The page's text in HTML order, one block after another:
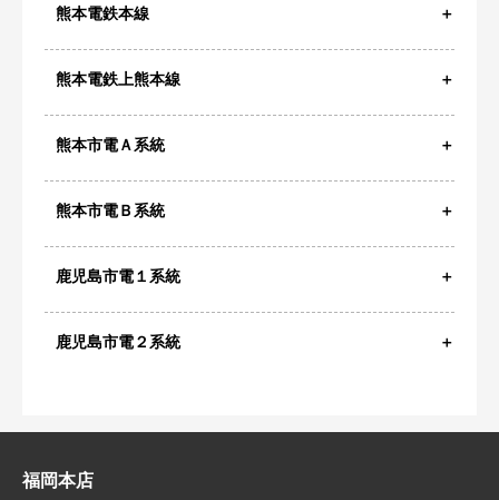
熊本電鉄本線
熊本電鉄上熊本線
熊本市電Ａ系統
熊本市電Ｂ系統
鹿児島市電１系統
鹿児島市電２系統
福岡本店